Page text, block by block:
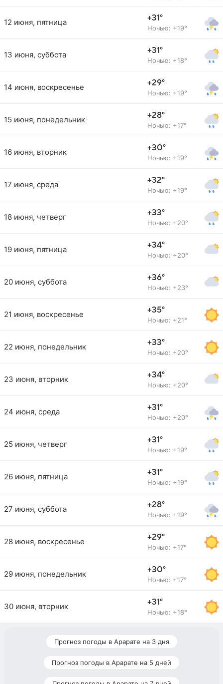
12 июня, пятница +31°
Ночью: +19°
13 июня, суббота +31°
Ночью: +18°
14 июня, воскресенье +29°
Ночью: +19°
15 июня, понедельник +28°
Ночью: +17°
16 июня, вторник +30°
Ночью: +19°
17 июня, среда +32°
Ночью: +19°
18 июня, четверг +33°
Ночью: +20°
19 июня, пятница +34°
Ночью: +20°
20 июня, суббота +36°
Ночью: +23°
21 июня, воскресенье +35°
Ночью: +21°
22 июня, понедельник +33°
Ночью: +20°
23 июня, вторник +34°
Ночью: +20°
24 июня, среда +31°
Ночью: +20°
25 июня, четверг +31°
Ночью: +19°
26 июня, пятница +31°
Ночью: +19°
27 июня, суббота +28°
Ночью: +19°
28 июня, воскресенье +29°
Ночью: +17°
29 июня, понедельник +30°
Ночью: +17°
30 июня, вторник +31°
Ночью: +18°
Прогноз погоды в Арарате на 3 дня
Прогноз погоды в Арарате на 5 дней